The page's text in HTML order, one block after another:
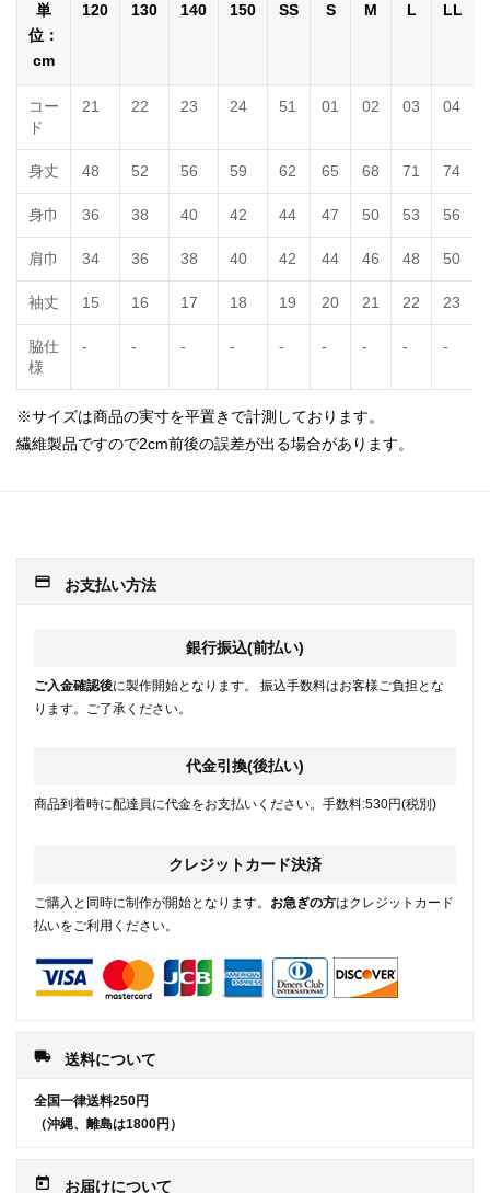
単
位：
cm
120 130 140 150 SS S M L LL
コー
ド
21 22 23 24 51 01 02 03 04
身丈 48 52 56 59 62 65 68 71 74
身巾 36 38 40 42 44 47 50 53 56
肩巾 34 36 38 40 42 44 46 48 50
袖丈 15 16 17 18 19 20 21 22 23
脇仕
様
- - - - - - - - -
※サイズは商品の実寸を平置きで計測しております。
繊維製品ですので2cm前後の誤差が出る場合があります。
payment お支払い方法
銀行振込(前払い)
ご入金確認後に製作開始となります。 振込手数料はお客様ご負担とな
ります。ご了承ください。
代金引換(後払い)
商品到着時に配達員に代金をお支払いください。手数料:530円(税別)
クレジットカード決済
ご購入と同時に制作が開始となります。 お急ぎの方はクレジットカード
払いをご利用ください。
local_shipping 送料について
全国一律送料250円
（沖縄、離島は1800円）
today お届けについて